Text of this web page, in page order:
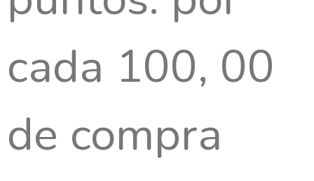
cada 100, 00
de compra